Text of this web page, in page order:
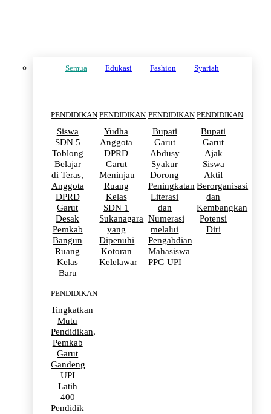
Semua Edukasi Fashion Syariah
PENDIDIKAN
Siswa
SDN 5
Toblong
Belajar
di Teras,
Anggota
DPRD
Garut
Desak
Pemkab
Bangun
Ruang
Kelas
Baru
PENDIDIKAN
Yudha
Anggota
DPRD
Garut
Meninjau
Ruang
Kelas
SDN 1
Sukanagara
yang
Dipenuhi
Kotoran
Kelelawar
PENDIDIKAN
Bupati
Garut
Abdusy
Syakur
Dorong
Peningkatan
Literasi
dan
Numerasi
melalui
Pengabdian
Mahasiswa
PPG UPI
PENDIDIKAN
Bupati
Garut
Ajak
Siswa
Aktif
Berorganisasi
dan
Kembangkan
Potensi
Diri
PENDIDIKAN
Tingkatkan
Mutu
Pendidikan,
Pemkab
Garut
Gandeng
UPI
Latih
400
Pendidik